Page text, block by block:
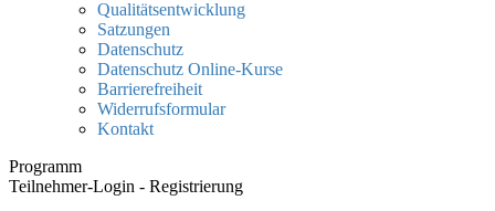
Qualitätsentwicklung
Satzungen
Datenschutz
Datenschutz Online-Kurse
Barrierefreiheit
Widerrufsformular
Kontakt
Programm
Teilnehmer-Login - Registrierung